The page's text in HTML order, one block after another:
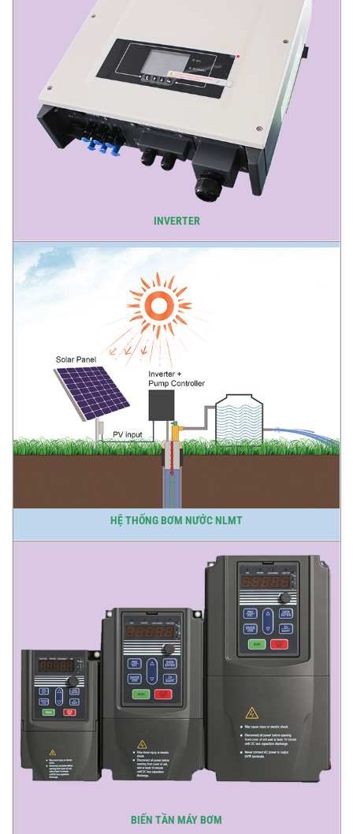
INVERTER
HỆ THỐNG BƠM NƯỚC NLMT
BIẾN TẦN MÁY BƠM